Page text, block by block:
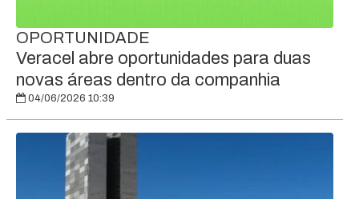
OPORTUNIDADE
Veracel abre oportunidades para duas
novas áreas dentro da companhia
04/06/2026 10:39